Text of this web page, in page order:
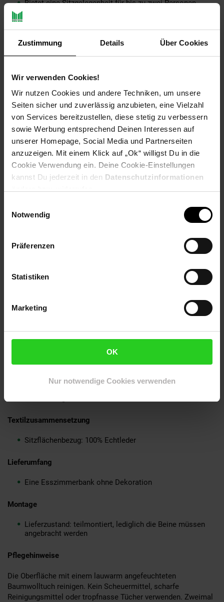
Zustimmung Details Über Cookies
Wir verwenden Cookies!
Wir nutzen Cookies und andere Techniken, um unsere
Seiten sicher und zuverlässig anzubieten, eine Vielzahl
von Services bereitzustellen, diese stetig zu verbessern
sowie Werbung entsprechend Deinen Interessen auf
unserer Homepage, Social Media und Partnerseiten
anzuzeigen. Mit einem Klick auf „Ok“ willigst Du in die
Cookie Verwendung ein. Deine Cookie-Einstellungen
kannst Du jederzeit in den Datenschutzinformationen
Notwendig
Präferenzen
Statistiken
Marketing
OK
Nur notwendige Cookies verwenden
Bietet eine Sitzgelegenheit für bis zu zwei Personen
Abmessungen
Breite: 108 cm
Höhe: 63 cm
Polsterhöhe: 6 cm
Sitzhöhe: 50,5 cm
Sitzfläche (BxT): 102,5 x 37 cm
Höhe der Rückenlehne: 10 cm
Abstand Boden bis Bankunterseite: 38,5 cm
Sitzfläche und Beine: Braun
Beide Materialien können farblich vom Bild leicht
Besonderheiten
Sehr weiche Polsterung sorgt für ein angenehmes
Besonders hochwertiges und strapazierfähiges Echtleder
Anti-Rutsch-Noppen an den Fußenden schützen Ihren
In liebevoller Handarbeit gefertigt - daher ist jedes Stück
ein Unikat
Schutzlack überzogen ist
Material
Sitzflächenbezug: Ziegenleder
Textilzusammensetzung
Sitzflächenbezug: 100% Echtleder
Lieferumfang
Eine Esszimmerbank ohne Dekoration
Montage
Lieferzustand: teilmontiert, lediglich die Beine müssen
angebracht werden
Pflegehinweise
Die Oberfläche mit einem lauwarm angefeuchteten
Baumwolltuch reinigen. Kein Scheuermittel, scharfe
Reinigungsmittel oder tropfnasse Tücher verwenden. Zweimal